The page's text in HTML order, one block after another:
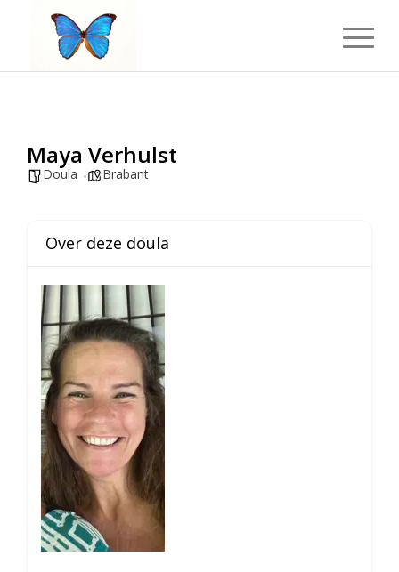
Maya Verhulst
Doula Brabant
Over deze doula